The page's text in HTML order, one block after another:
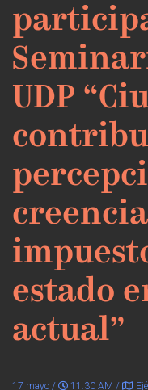
UDP
estado
actual”
17 mayo / 11:30 AM /